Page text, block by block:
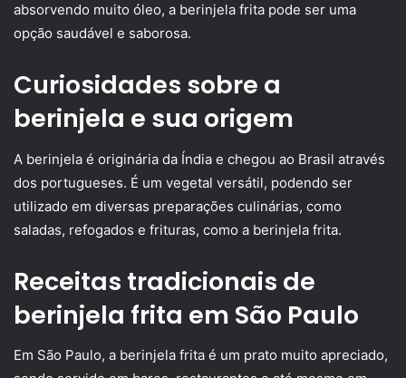
absorvendo muito óleo, a berinjela frita pode ser uma
opção saudável e saborosa.
Curiosidades sobre a
berinjela e sua origem
A berinjela é originária da Índia e chegou ao Brasil através
dos portugueses. É um vegetal versátil, podendo ser
utilizado em diversas preparações culinárias, como
saladas, refogados e frituras, como a berinjela frita.
Receitas tradicionais de
berinjela frita em São Paulo
Em São Paulo, a berinjela frita é um prato muito apreciado,